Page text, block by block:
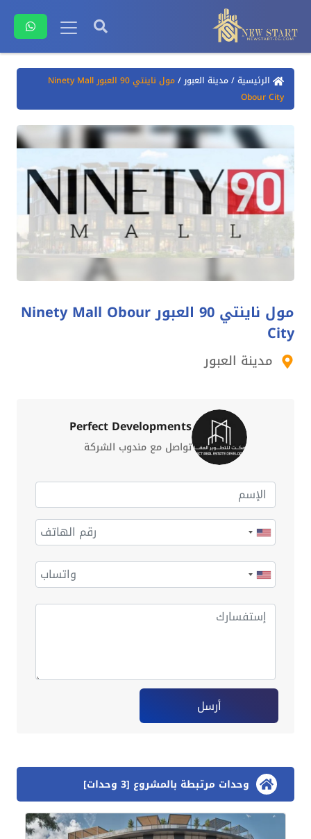
الرئيسية/مدينة العبور/
مول ناينتي 90 العبور Ninety Mall
Obour City
مول ناينتي 90 العبور Ninety Mall Obour
City
مدينة العبور
Perfect Developments
تواصل مع مندوب الشركة
أرسل
وحدات مرتبطة بالمشروع [3 وحدات]